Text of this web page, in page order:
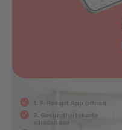
1. E-Rezept App öffnen
2. Gesundheitskarte
einscannen